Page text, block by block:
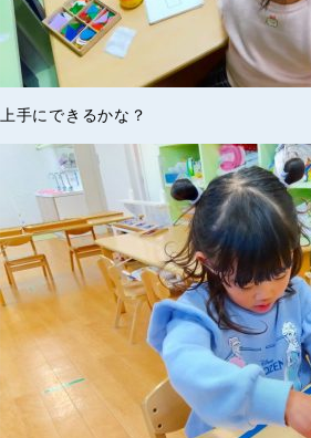
上手にできるかな？